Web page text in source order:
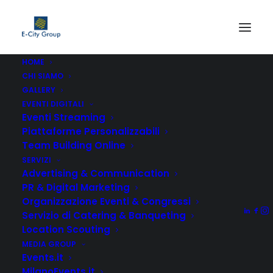
HOME
CHI SIAMO
GALLERY
EVENTI DIGITALI
Eventi Streaming
Piattaforme Personalizzabili
Team Building Online
SERVIZI
Advertising & Communication
PR & Digital Marketing
Organizzazione Eventi & Congressi
Servizio di Catering & Banqueting
Location Scouting
MEDIA GROUP
Events.it
I nostri clienti, le nostre
referenze
In tanti anni abbiamo incontrato molte aziende